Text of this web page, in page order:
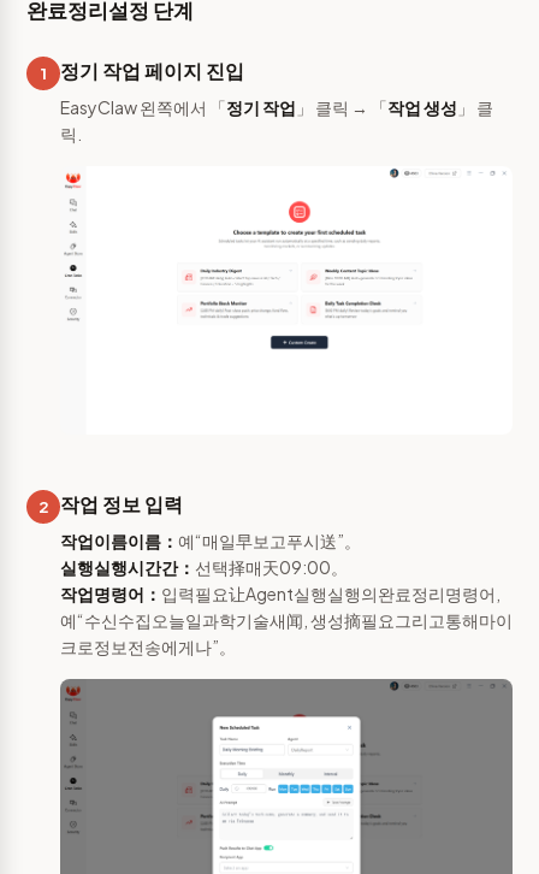
완료정리설정 단계
1 정기 작업 페이지 진입
EasyClaw 왼쪽에서 「정기 작업 」 클릭 → 「작업 생성 」 클
릭.
2 작업 정보 입력
작업이름이름： 예“매일早보고푸시送”。
실행실행시간간： 선택择매天09:00。
작업명령어： 입력필요让Agent실행실행의완료정리명령어,
예“수신수집오늘일과학기술새闻, 생성摘필요그리고통해마이
크로정보전송에게나”。